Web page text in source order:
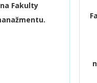
Fakulty